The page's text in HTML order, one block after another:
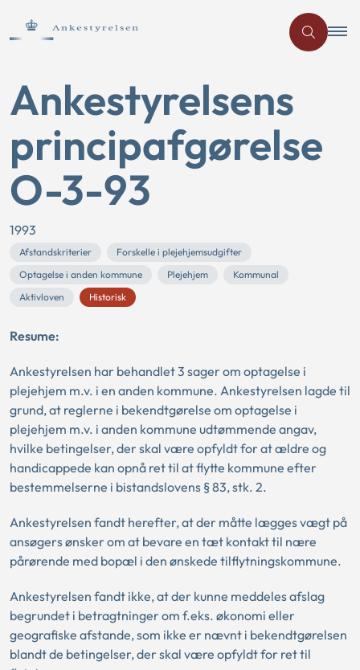
Ankestyrelsens
principafgørelse
O-3-93
1993
Afstandskriterier
Forskelle i plejehjemsudgifter
Optagelse i anden kommune
Plejehjem
Kommunal
Aktivloven
Historisk
Resume:
Ankestyrelsen har behandlet 3 sager om optagelse i
plejehjem m.v. i en anden kommune. Ankestyrelsen lagde til
grund, at reglerne i bekendtgørelse om optagelse i
plejehjem m.v. i anden kommune udtømmende angav,
hvilke betingelser, der skal være opfyldt for at ældre og
handicappede kan opnå ret til at flytte kommune efter
bestemmelserne i bistandslovens § 83, stk. 2.
Ankestyrelsen fandt herefter, at der måtte lægges vægt på
ansøgers ønsker om at bevare en tæt kontakt til nære
pårørende med bopæl i den ønskede tilflytningskommune.
Ankestyrelsen fandt ikke, at der kunne meddeles afslag
begrundet i betragtninger om f.eks. økonomi eller
geografiske afstande, som ikke er nævnt i bekendtgørelsen
blandt de betingelser, der skal være opfyldt for ret til